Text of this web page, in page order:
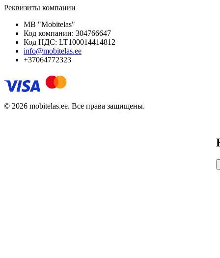
Реквизиты компании
MB "Mobitelas"
Код компании: 304766647
Код НДС: LT100014414812
info@mobitelas.ee
+37064772323
© 2026 mobitelas.ee. Все права защищены.